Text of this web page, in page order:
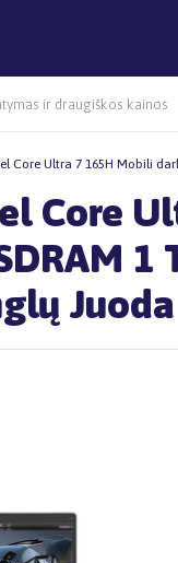
ir draugiškos kainos
Core Ultra 7 165H Mobili
Core
Juoda